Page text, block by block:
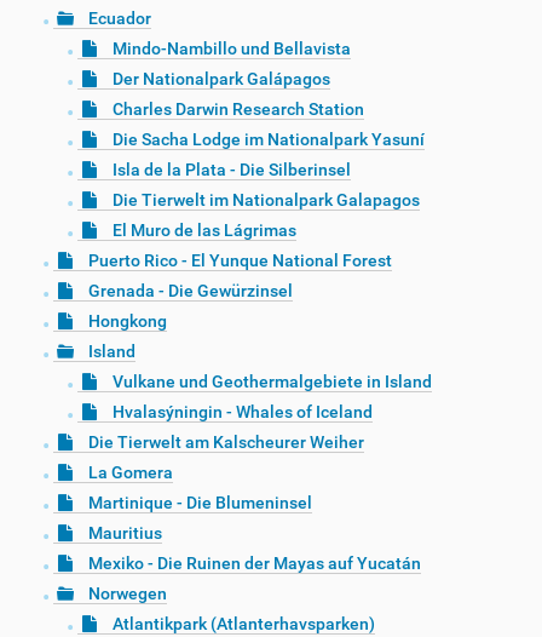
Ecuador
Mindo-Nambillo und Bellavista
Der Nationalpark Galápagos
Charles Darwin Research Station
Die Sacha Lodge im Nationalpark Yasuní
Isla de la Plata - Die Silberinsel
Die Tierwelt im Nationalpark Galapagos
El Muro de las Lágrimas
Puerto Rico - El Yunque National Forest
Grenada - Die Gewürzinsel
Hongkong
Island
Vulkane und Geothermalgebiete in Island
Hvalasýningin - Whales of Iceland
Die Tierwelt am Kalscheurer Weiher
La Gomera
Martinique - Die Blumeninsel
Mauritius
Mexiko - Die Ruinen der Mayas auf Yucatán
Norwegen
Atlantikpark (Atlanterhavsparken)